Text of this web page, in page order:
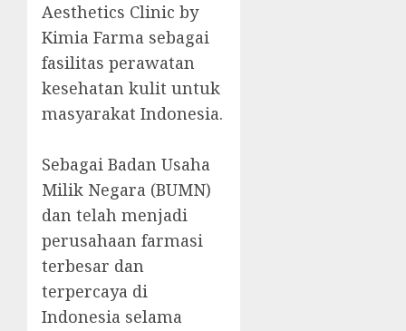
Aesthetics Clinic by
Kimia Farma sebagai
fasilitas perawatan
kesehatan kulit untuk
masyarakat Indonesia.
Sebagai Badan Usaha
Milik Negara (BUMN)
dan telah menjadi
perusahaan farmasi
terbesar dan
terpercaya di
Indonesia selama